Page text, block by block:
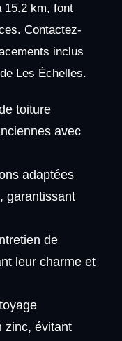
15.2 km, font
Contactez-
inclus
Les Échelles.
toiture
avec
adaptées
garantissant
de
leur charme et
zinc, évitant